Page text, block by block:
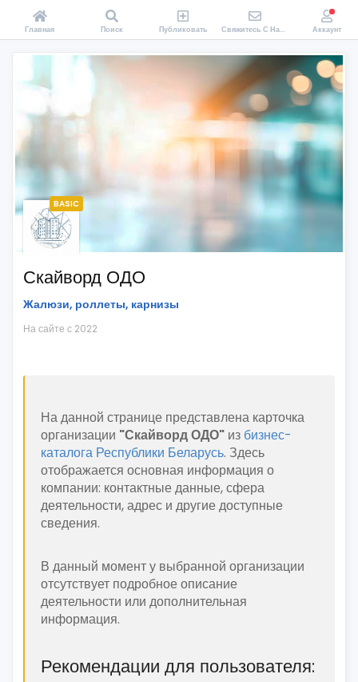
BASIC
Скайворд ОДО
Жалюзи, роллеты, карнизы
На сайте с 2022
На данной странице представлена карточка
организации "Скайворд ОДО" из бизнес-
каталога Республики Беларусь. Здесь
отображается основная информация о
компании: контактные данные, сфера
деятельности, адрес и другие доступные
сведения.
В данный момент у выбранной организации
отсутствует подробное описание
деятельности или дополнительная
информация.
Рекомендации для пользователя:
Главная Поиск Публиковать Свяжитесь С Нами Аккаунт